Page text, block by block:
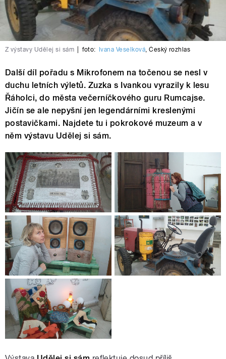
Z výstavy Udělej si sám foto: Ivana Veselková,Český rozhlas
Další díl pořadu s Mikrofonem na točenou se nesl v
duchu letních výletů. Zuzka s Ivankou vyrazily k lesu
Řáholci, do města večerníčkového guru Rumcajse.
Jičín se ale nepyšní jen legendárními kreslenými
postavičkami. Najdete tu i pokrokové muzeum a v
něm výstavu Udělej si sám.